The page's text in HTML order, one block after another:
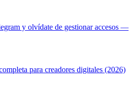
y olvídate de gestionar accesos —
para creadores digitales (2026)